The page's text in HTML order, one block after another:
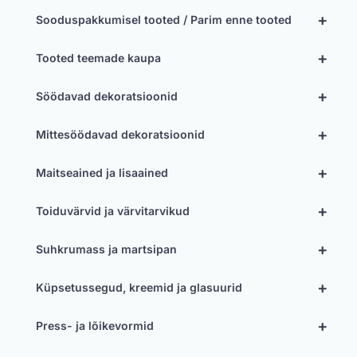
+
Sooduspakkumisel tooted / Parim enne tooted
+
Tooted teemade kaupa
+
Söödavad dekoratsioonid
+
Mittesöödavad dekoratsioonid
+
Maitseained ja lisaained
+
Toiduvärvid ja värvitarvikud
+
Suhkrumass ja martsipan
+
Küpsetussegud, kreemid ja glasuurid
+
Press- ja lõikevormid